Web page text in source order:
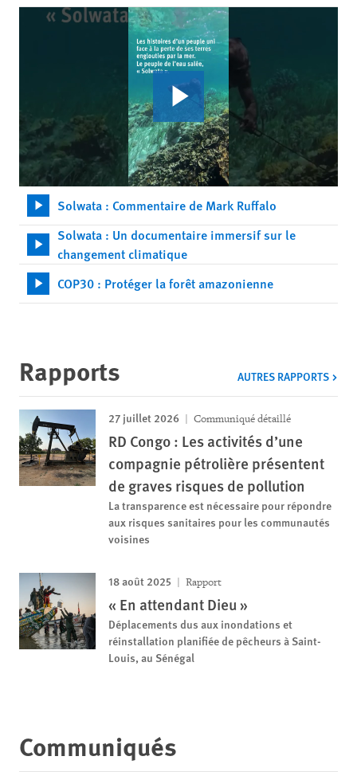
Solwata : Commentaire de Mark Ruffalo
Solwata : Un documentaire immersif sur le
changement climatique
COP30 : Protéger la forêt amazonienne
Rapports AUTRES RAPPORTS
27 juillet 2026 Communiqué détaillé
RD Congo : Les activités d’une
compagnie pétrolière présentent
de graves risques de pollution
La transparence est nécessaire pour répondre
aux risques sanitaires pour les communautés
voisines
18 août 2025 Rapport
« En attendant Dieu »
Déplacements dus aux inondations et
réinstallation planifiée de pêcheurs à Saint-
Louis, au Sénégal
Communiqués